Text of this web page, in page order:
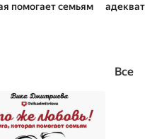
помогает семьям
Все